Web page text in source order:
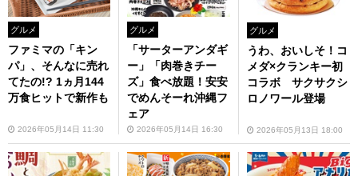
グルメ
ファミマの「キン
パ」、そんなに売れ
てたの!? 1ヵ月144
万食ヒットで新作も
2026年05月14日 11:30
グルメ
「サーターアンダギ
ー」「肉巻きチー
ズ」食べ放題！安安
でめんそーれ沖縄フ
ェア
2026年05月14日 16:30
グルメ
うわ、おいしそ！コ
メダ×クランキー初
コラボ サクサクシ
ロノワール登場
2026年05月13日 18:00